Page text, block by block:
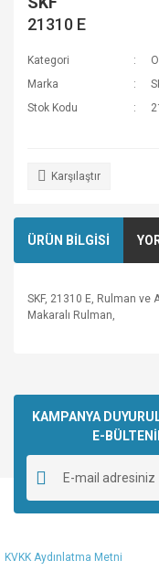
21310 E
Kategori
Marka
Stok Kodu
Karşılaştır
ÜRÜN BİLGİSİ
SKF, 21310 E, Rulman ve
Makaralı Rulman,
kullanarak tarafımıza
Görüş ve önerileriniz
Ürün resmi
Ürün
Ürün bilgilerinde
Ürün fiyatı diğer
Bu ürüne benzer
KAMPANYA
E-
KVKK Aydınlatma Metni